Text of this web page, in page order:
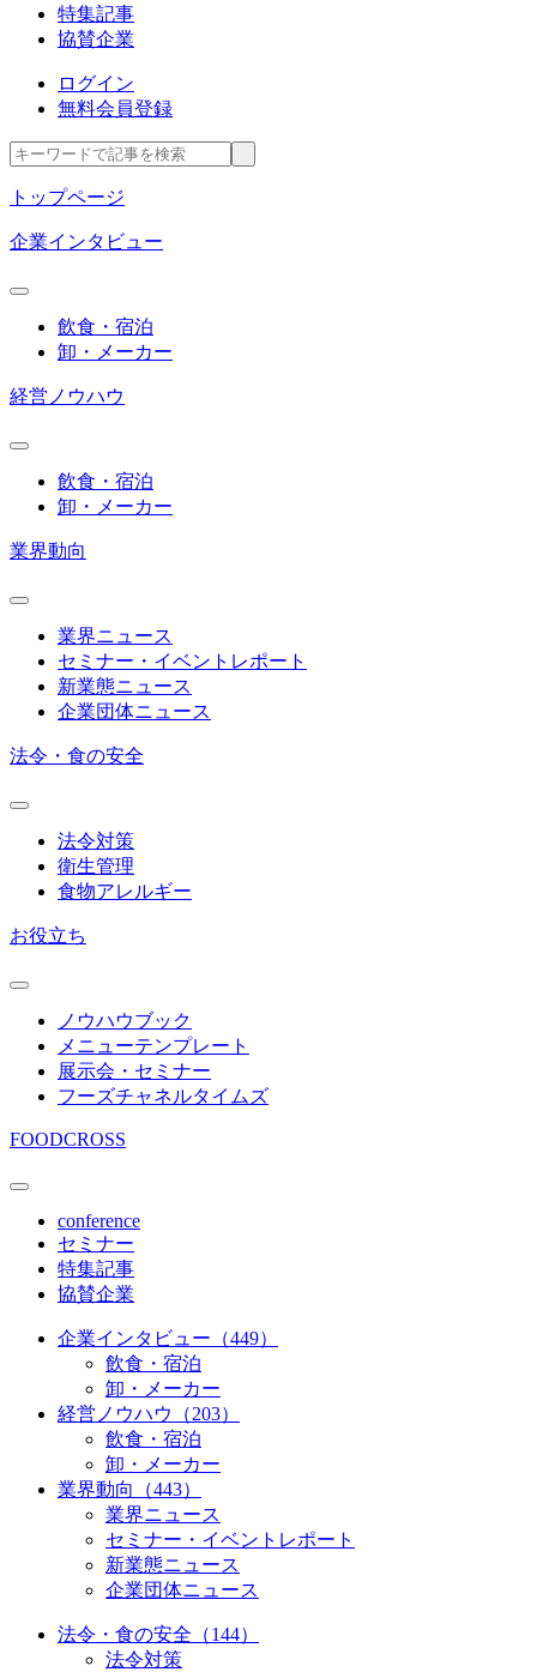
特集記事
協賛企業
ログイン
無料会員登録
トップページ
企業インタビュー
飲食・宿泊
卸・メーカー
経営ノウハウ
飲食・宿泊
卸・メーカー
業界動向
業界ニュース
セミナー・イベントレポート
新業態ニュース
企業団体ニュース
法令・食の安全
法令対策
衛生管理
食物アレルギー
お役立ち
ノウハウブック
メニューテンプレート
展示会・セミナー
フーズチャネルタイムズ
FOODCROSS
conference
セミナー
特集記事
協賛企業
企業インタビュー（449）
飲食・宿泊
卸・メーカー
経営ノウハウ（203）
飲食・宿泊
卸・メーカー
業界動向（443）
業界ニュース
セミナー・イベントレポート
新業態ニュース
企業団体ニュース
法令・食の安全（144）
法令対策